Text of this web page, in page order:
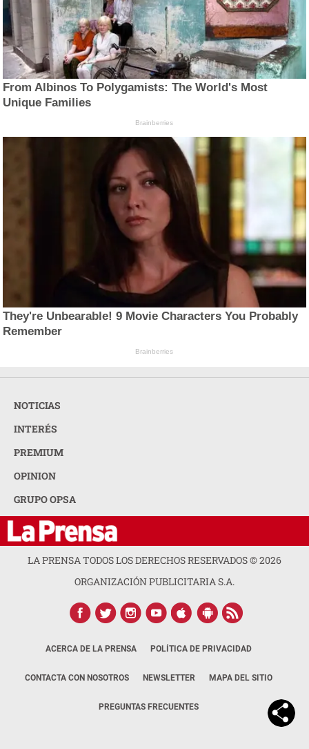
From Albinos To Polygamists: The World's Most
Unique Families
Brainberries
They're Unbearable! 9 Movie Characters You Probably
Remember
Brainberries
NOTICIAS
INTERÉS
PREMIUM
OPINION
GRUPO OPSA
LA PRENSA TODOS LOS DERECHOS RESERVADOS ©2026
ORGANIZACIÓN PUBLICITARIA S.A.
ACERCA DE LA PRENSA POLÍTICA DE PRIVACIDAD
CONTACTA CON NOSOTROS NEWSLETTER MAPA DEL SITIO
PREGUNTAS FRECUENTES